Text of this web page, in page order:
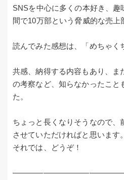
SNSを中心に多くの本好き、趣
間で10万部という脅威的な売上
読んでみた感想は、「めちゃく
共感、納得する内容もあり、ま
の考察など、知らなかったこと
た。
ちょっと長くなりそうなので、
させていただければと思います。
それでは、どうぞ！